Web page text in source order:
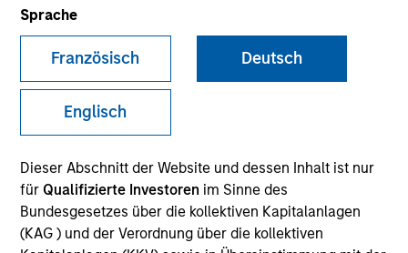
Sprache
Französisch Deutsch
Englisch
Dieser Abschnitt der Website und dessen Inhalt ist nur
für Qualifizierte Investoren im Sinne des
Bundesgesetzes über die kollektiven Kapitalanlagen
(KAG ) und der Verordnung über die kollektiven
The needs of our clients inform
everything we do. We are committed to
delivering exceptional service and
superior investment results.
The Portfolio Solutions Group is a comprehensive